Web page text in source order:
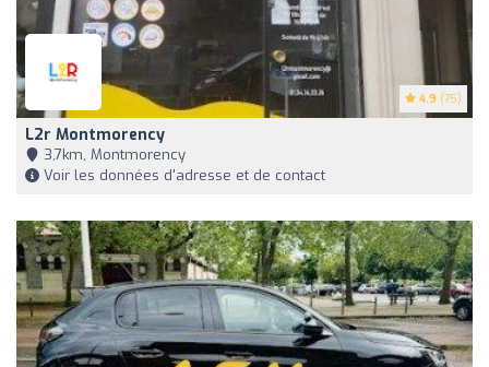
4.9 (75)
L2r Montmorency
3,7km, Montmorency
Voir les données d'adresse et de contact